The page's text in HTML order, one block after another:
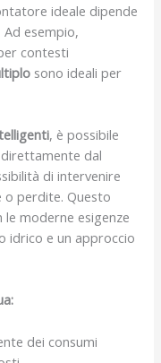
ideale dipende
Ad esempio,
contesti
sono ideali per
, è possibile
dal
di intervenire
o perdite. Questo
moderne esigenze
idrico e un approccio
dei consumi